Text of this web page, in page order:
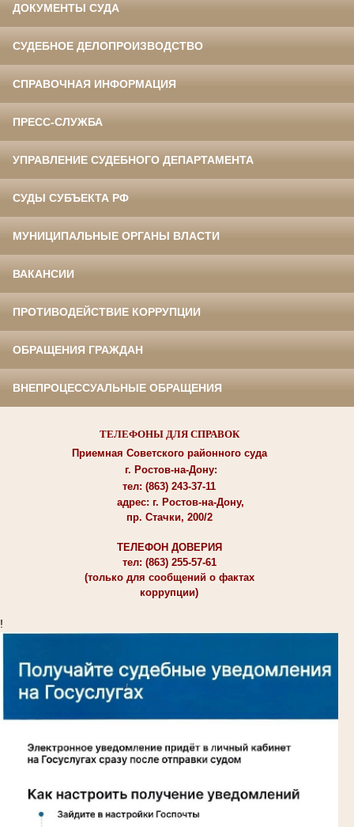
ДОКУМЕНТЫ СУДА
СУДЕБНОЕ ДЕЛОПРОИЗВОДСТВО
СПРАВОЧНАЯ ИНФОРМАЦИЯ
ПРЕСС-СЛУЖБА
УПРАВЛЕНИЕ СУДЕБНОГО ДЕПАРТАМЕНТА
СУДЫ СУБЪЕКТА РФ
МУНИЦИПАЛЬНЫЕ ОРГАНЫ ВЛАСТИ
ВАКАНСИИ
ПРОТИВОДЕЙСТВИЕ КОРРУПЦИИ
ОБРАЩЕНИЯ ГРАЖДАН
ВНЕПРОЦЕССУАЛЬНЫЕ ОБРАЩЕНИЯ
ТЕЛЕФОНЫ ДЛЯ СПРАВОК
Приемная Советского районного суда
г. Ростов-на-Дону:
тел: (863) 243-37-11
адрес: г. Ростов-на-Дону,
пр. Стачки, 200/2
ТЕЛЕФОН ДОВЕРИЯ
тел: (863) 255-57-61
(только для сообщений о фактах
коррупции)
!